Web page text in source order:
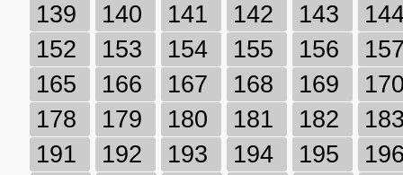
139
140 141 142 143
152
153 154 155 156
165
166 167 168 169
178
179 180 181 182
191
192 193 194 195